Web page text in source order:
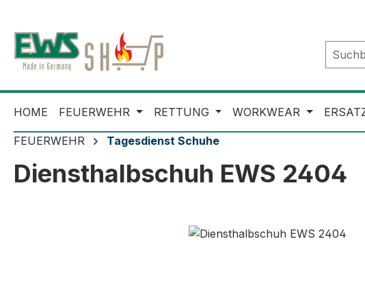
HOME FEUERWEHR RETTUNG WORKWEAR
FEUERWEHR Tagesdienst Schuhe
Diensthalbschuh EWS 2404